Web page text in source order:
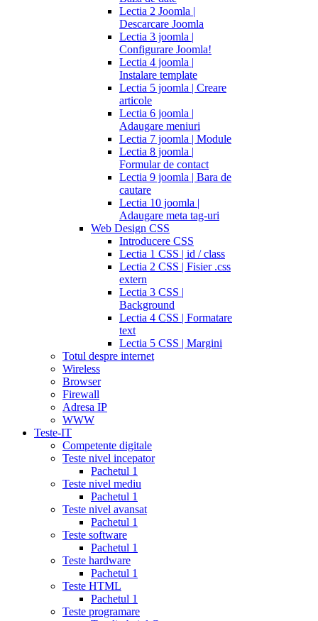
Lectia 2 Joomla |
Descarcare Joomla
Lectia 3 joomla |
Configurare Joomla!
Lectia 4 joomla |
Instalare template
Lectia 5 joomla | Creare
articole
Lectia 6 joomla |
Adaugare meniuri
Lectia 7 joomla | Module
Lectia 8 joomla |
Formular de contact
Lectia 9 joomla | Bara de
cautare
Lectia 10 joomla |
Adaugare meta tag-uri
Web Design CSS
Introducere CSS
Lectia 1 CSS | id / class
Lectia 2 CSS | Fisier .css
extern
Lectia 3 CSS |
Background
Lectia 4 CSS | Formatare
text
Lectia 5 CSS | Margini
Totul despre internet
Wireless
Browser
Firewall
Adresa IP
WWW
Teste-IT
Competente digitale
Teste nivel incepator
Pachetul 1
Teste nivel mediu
Pachetul 1
Teste nivel avansat
Pachetul 1
Teste software
Pachetul 1
Teste hardware
Pachetul 1
Teste HTML
Pachetul 1
Teste programare